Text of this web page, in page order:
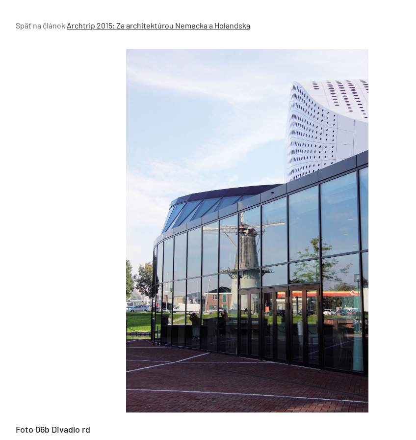
Späť na článok Archtrip 2015: Za architektúrou Nemecka a Holandska
Foto 06b Divadlo rd